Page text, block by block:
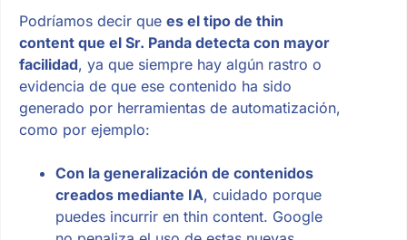
Podríamos decir que es el tipo de thin
content que el Sr. Panda detecta con mayor
facilidad, ya que siempre hay algún rastro o
evidencia de que ese contenido ha sido
generado por herramientas de automatización,
como por ejemplo:
Con la generalización de contenidos
creados mediante IA, cuidado porque
puedes incurrir en thin content. Google